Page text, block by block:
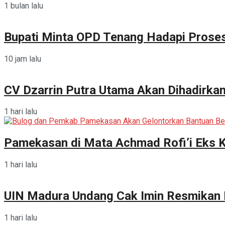
1 bulan lalu
Bupati Minta OPD Tenang Hadapi
10 jam lalu
CV Dzarrin Putra Utama Akan
1 hari lalu
Pamekasan di Mata Achmad Rofi’i Eks
1 hari lalu
UIN Madura Undang Cak Imin
1 hari lalu